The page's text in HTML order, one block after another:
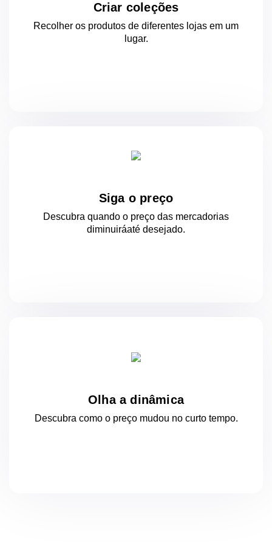
Criar coleções
Recolher os produtos de diferentes lojas em um
lugar.
Siga o preço
Descubra quando o preço das mercadorias
diminuiráaté desejado.
Olha a dinâmica
Descubra como o preço mudou no curtotempo.